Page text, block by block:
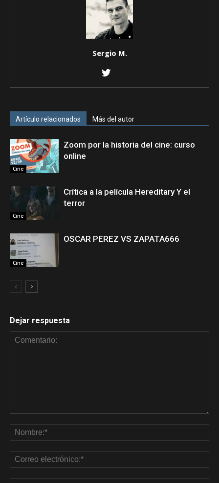
Sergio M.
Artículo relacionados Más del autor
Cine
Zoom por la historia del cine: curso
online
Cine
Crítica a la película Hereditary Y el
terror
Cine
OSCAR PEREZ VS ZAPATA666
Dejar respuesta